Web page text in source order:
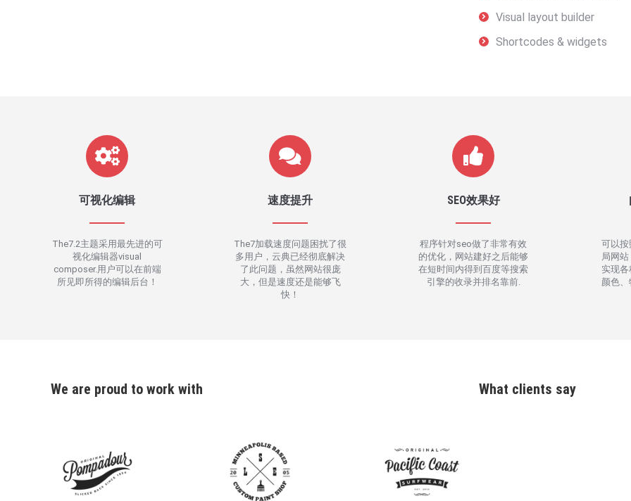
Visual layout builder
Shortcodes & widgets
可视化编辑
The7.2主题采用最先进的可
视化编辑器visual
composer.用户可以在前端
所见即所得的编辑后台！
速度提升
The7加载速度问题困扰了很
多用户，云典已经彻底解决
了此问题，虽然网站很庞
大，但是速度还是能够飞
快！
SEO效果好
程序针对seo做了非常有效
的优化，网站建好之后能够
在短时间内得到百度等搜索
引擎的收录并排名靠前.
可以按
局网
实现
颜色
We are proud to work with What clients say